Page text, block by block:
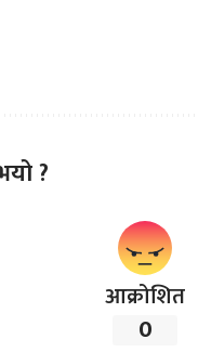
?
आक्रोशित
0